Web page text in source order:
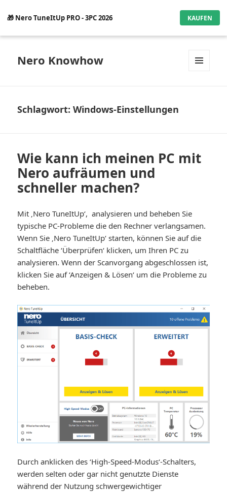
🎁 Nero TuneItUp PRO - 3PC 2026 KAUFEN
Nero Knowhow
Schlagwort:Windows-Einstellungen
Wie kann ich meinen PC mit
Nero aufräumen und
schneller machen?
Mit ‚Nero TuneItUp‘, analysieren und beheben Sie
typische PC-Probleme die den Rechner verlangsamen.
Wenn Sie ‚Nero TuneItUp‘ starten, können Sie auf die
Schaltfläche ‘Überprüfen‘ klicken, um Ihren PC zu
analysieren. Wenn der Scanvorgang abgeschlossen ist,
klicken Sie auf ‘Anzeigen & Lösen‘ um die Probleme zu
beheben.
Durch anklicken des ‘High-Speed-Modus‘-Schalters,
werden selten oder gar nicht genutzte Dienste
während der Nutzung schwergewichtiger